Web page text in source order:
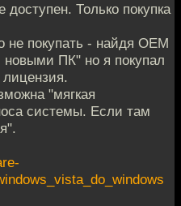
Только покупка
покупать - найдя OEM
новыми ПК" но я покупал
лицензия.
"мягкая
системы. Если там